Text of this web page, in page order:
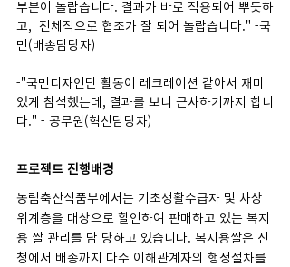
부분이 놀랍습니다. 결과가 바로 적용되어 뿌듯하
고,  전체적으로 협조가 잘 되어 놀랍습니다." -국
민(배송담당자)
-"국민디자인단 활동이 레크레이션 같아서 재미
있게 참석했는데, 결과를 보니 근사하기까지 합니
다." - 공무원(혁신담당자)
프로젝트 진행배경
농림축산식품부에서는 기초생활수급자 및 차상
위계층을 대상으로 할인하여 판매하고 있는 복지
용 쌀 관리를 담 당하고 있습니다. 복지용쌀은 신
청에서 배송까지 다수 이해관계자의 행정절차를